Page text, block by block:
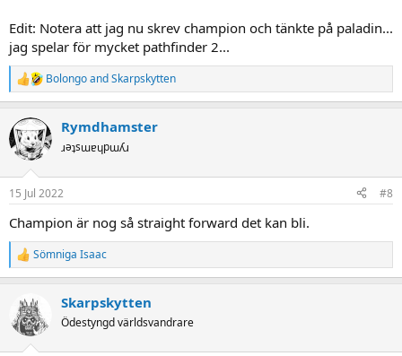
Edit: Notera att jag nu skrev champion och tänkte på paladin...
jag spelar för mycket pathfinder 2...
R
e
c
t
i
s
BolongoandSkarpskytten
Rymdhamster
ɹǝʇsɯɐɥpɯʎɹ
15 Jul 2022 #8
Champion är nog så straight forward det kan bli.
R
e
c
t
i
Sömniga Isaac
Skarpskytten
Ödestyngd världsvandrare